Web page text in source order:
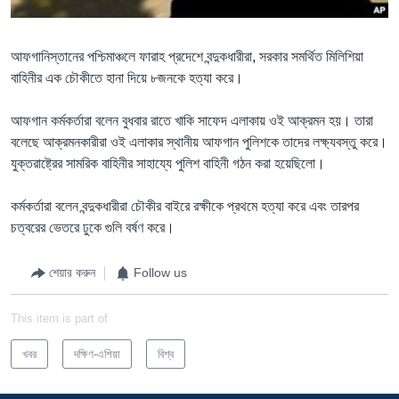
FOLLOW US
অন্য ভাষায় ওয়েব সাইট
আফগানিস্তানের পশ্চিমাঞ্চলে ফারাহ প্রদেশে বন্দুকধারীরা, সরকার সমর্থিত মিলিশিয়া
বাহিনীর এক চৌকীতে হানা দিয়ে ৮জনকে হত্যা করে।
আফগান কর্মকর্তারা বলেন বুধবার রাতে খাকি সাফেদ এলাকায় ওই আক্রমন হয়। তারা
বলেছে আক্রমনকারীরা ওই এলাকার স্থানীয় আফগান পুলিশকে তাদের লক্ষ্যবস্তু করে।
যুক্তরাষ্ট্রের সামরিক বাহিনীর সাহায্যে পুলিশ বাহিনী গঠন করা হয়েছিলো।
কর্মকর্তারা বলেন বন্দুকধারীরা চৌকীর বাইরে রক্ষীকে প্রথমে হত্যা করে এবং তারপর
চত্বরের ভেতরে ঢুকে গুলি বর্ষণ করে।
শেয়ার করুন Follow us
This item is part of
খবর দক্ষিণ-এশিয়া বিশ্ব